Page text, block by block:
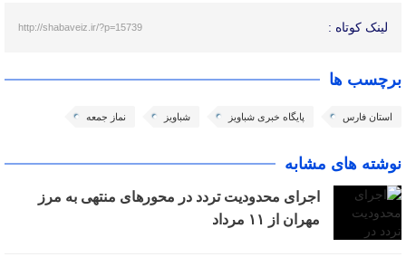
لینک کوتاه : http://shabaveiz.ir/?p=15739
برچسب ها
استان فارس پایگاه خبری شباویز شباویز نماز جمعه
نوشته های مشابه
اجرای محدودیت تردد در محورهای منتهی به مرز
مهران از ۱۱ مرداد